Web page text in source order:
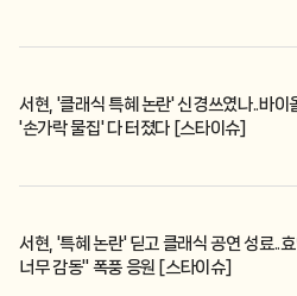
서현, '클래식 특혜 논란' 신경쓰였나..바이
'손가락 물집' 다 터졌다 [스타이슈]
서현, '특혜 논란' 딛고 클래식 공연 성료..
너무 감동" 폭풍 응원 [스타이슈]